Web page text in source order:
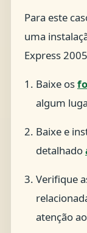
Para este
uma
Express
Baixe os
algum
Baixe e
detalhado
Verifique
atenção